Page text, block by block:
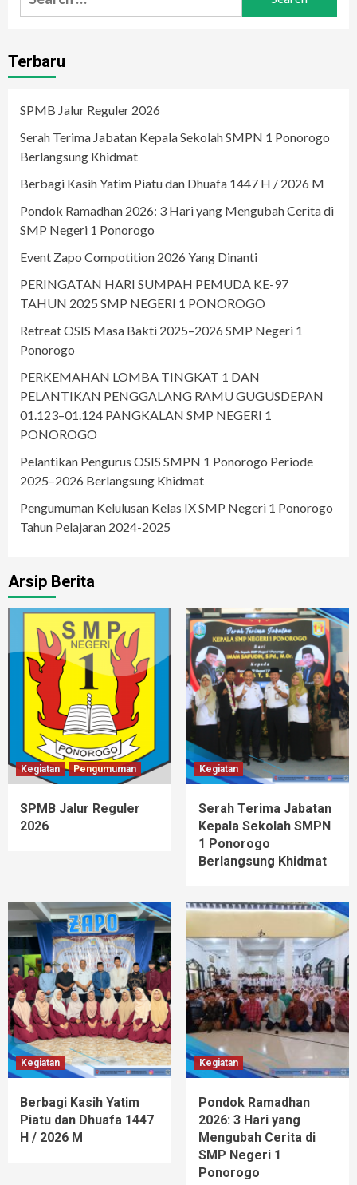
for:
Terbaru
SPMB Jalur Reguler 2026
Serah Terima Jabatan Kepala Sekolah SMPN 1 Ponorogo
Berlangsung Khidmat
Berbagi Kasih Yatim Piatu dan Dhuafa 1447 H / 2026 M
Pondok Ramadhan 2026: 3 Hari yang Mengubah Cerita di
SMP Negeri 1 Ponorogo
Event Zapo Compotition 2026 Yang Dinanti
PERINGATAN HARI SUMPAH PEMUDA KE-97
TAHUN 2025 SMP NEGERI 1 PONOROGO
Retreat OSIS Masa Bakti 2025–2026 SMP Negeri 1
Ponorogo
PERKEMAHAN LOMBA TINGKAT 1 DAN
PELANTIKAN PENGGALANG RAMU GUGUSDEPAN
01.123–01.124 PANGKALAN SMP NEGERI 1
PONOROGO
Pelantikan Pengurus OSIS SMPN 1 Ponorogo Periode
2025–2026 Berlangsung Khidmat
Pengumuman Kelulusan Kelas IX SMP Negeri 1 Ponorogo
Tahun Pelajaran 2024-2025
Arsip Berita
Kegiatan Pengumuman
SPMB Jalur Reguler
2026
Kegiatan
Serah Terima Jabatan
Kepala Sekolah SMPN
1 Ponorogo
Berlangsung Khidmat
Kegiatan
Berbagi Kasih Yatim
Piatu dan Dhuafa 1447
H / 2026 M
Kegiatan
Pondok Ramadhan
2026: 3 Hari yang
Mengubah Cerita di
SMP Negeri 1
Ponorogo